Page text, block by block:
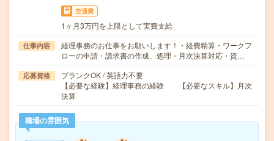
交通費
1ヶ月3万円を上限として実費支給
仕事内容
経理事務のお仕事をお願いします！・経費精算・ワークフ
ローの申請・請求書の作成、処理・月次決算対応・資…
応募資格
ブランクOK / 英語力不要
【必要な経験】経理事務の経験 【必要なスキル】月次
決算
職場の雰囲気